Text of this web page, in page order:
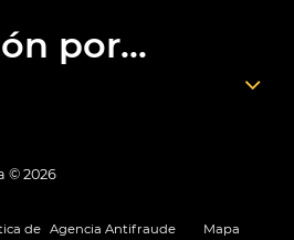
por...
© 2026
de Agencia Antifraude
Mapa